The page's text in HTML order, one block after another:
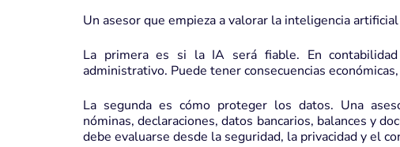
Un asesor que empieza a valorar la inteligencia
La primera es si la IA será fiable. En
administrativo. Puede tener consecuencias
La segunda es cómo proteger los datos. Una
nóminas, declaraciones, datos bancarios, balances y
debe evaluarse desde la seguridad, la privacidad y el